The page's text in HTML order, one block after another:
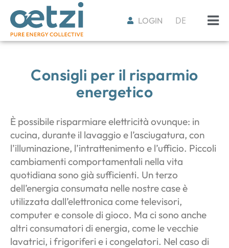
LOGIN DE
Consigli per il risparmio
energetico
È possibile risparmiare elettricità ovunque: in
cucina, durante il lavaggio e l’asciugatura, con
l’illuminazione, l’intrattenimento e l’ufficio. Piccoli
cambiamenti comportamentali nella vita
quotidiana sono già sufficienti. Un terzo
dell’energia consumata nelle nostre case è
utilizzata dall’elettronica come televisori,
computer e console di gioco. Ma ci sono anche
altri consumatori di energia, come le vecchie
lavatrici, i frigoriferi e i congelatori. Nel caso di